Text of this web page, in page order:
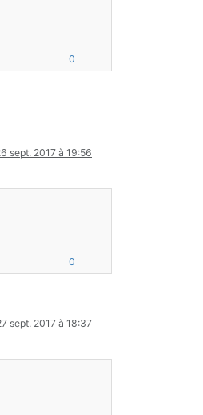
0
sept. 2017 à 19:56
0
sept. 2017 à 18:37